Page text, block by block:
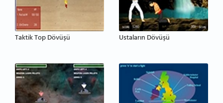
Taktik Top Dövüşü Ustaların Dövüşü